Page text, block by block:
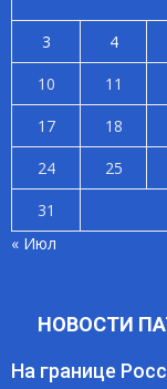
3
4
10
11
17
18
24
25
31
« Июл
НОВОСТИ
На границе